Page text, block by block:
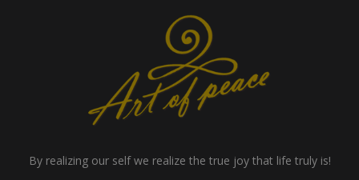
By realizing our self we realize the true joy that life truly is!